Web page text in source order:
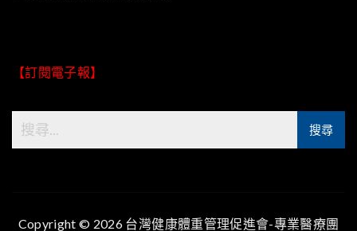
【訂閱電子報】
Copyright © 2026 台灣健康體重管理促進會-專業醫療團